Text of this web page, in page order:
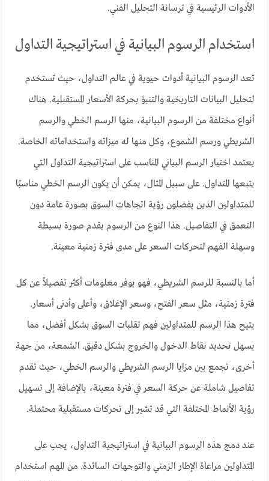
الأدوات الرئيسية في ترسانة التحليل الفني.
استخدام الرسوم البيانية في استراتيجية التداول
تعد الرسوم البيانية أدوات حيوية في عالم التداول، حيث تستخدم
لتحليل البيانات التاريخية والتنبؤ بحركة الأسعار المستقبلية. هناك
أنواع مختلفة من الرسوم البيانية، منها الرسم الخطي والرسم
الشريطي ورسم الشموع، وكل منها له ميزاته واستخداماته الخاصة.
يعتمد اختيار الرسم البياني المناسب على استراتيجية التداول التي
يتبعها المتداول. على سبيل المثال، يمكن أن يكون الرسم الخطي مناسبًا
للمتداولين الذين يفضلون رؤية اتجاهات السوق بصورة عامة دون
التعمق في التفاصيل. هذا النوع من الرسوم يقدم صورة بسيطة
وسهلة الفهم لتحركات السعر على مدى فترة زمنية معينة.
أما بالنسبة للرسم الشريطي، فهو يوفر معلومات أكثر تفصيلاً عن كل
فترة زمنية، مثل سعر الفتح، وسعر الإغلاق، وأعلى وأدنى أسعار.
يتيح هذا الرسم للمتداولين فهم تقلبات السوق بشكل أفضل، مما
يسهل تحديد نقاط الدخول والخروج بشكل دقيق. الشمعة، من جهة
أخرى، تجمع بين مزايا الرسم الشريطي والرسم الخطي، حيث تقدم
تفاصيل شاملة عن حركة السعر في فترة معينة، بالإضافة إلى تسهيل
رؤية الأنماط المختلفة التي قد تشير إلى تحركات مستقبلية محتملة.
عند دمج هذه الرسوم البيانية في استراتيجية التداول، يجب على
المتداولين مراعاة الإطار الزمني والتوجهات السائدة. من المهم استخدام